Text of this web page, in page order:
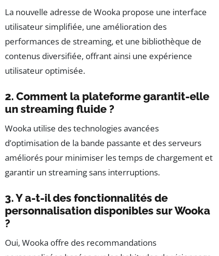
La nouvelle adresse de Wooka propose une interface
utilisateur simplifiée, une amélioration des
performances de streaming, et une bibliothèque de
contenus diversifiée, offrant ainsi une expérience
utilisateur optimisée.
2. Comment la plateforme garantit-elle
un streaming fluide ?
Wooka utilise des technologies avancées
d’optimisation de la bande passante et des serveurs
améliorés pour minimiser les temps de chargement et
garantir un streaming sans interruptions.
3. Y a-t-il des fonctionnalités de
personnalisation disponibles sur Wooka
?
Oui, Wooka offre des recommandations